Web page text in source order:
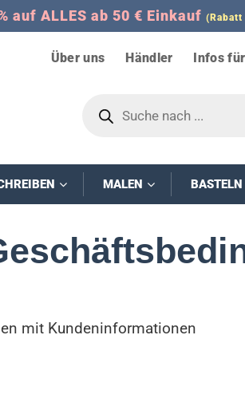
auf ALLES ab 50 € Einkauf
Über uns Händler Infos
search
MALEN BASTELN
mit Kundeninformationen